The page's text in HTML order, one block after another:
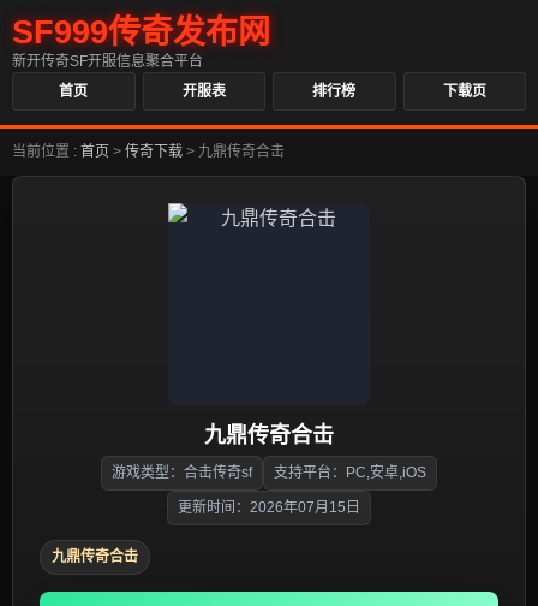
SF999传奇发布网
新开传奇SF开服信息聚合平台
首页
开服表 排行榜 下载页
当前位置 : 首页 > 传奇下载 > 九鼎传奇合击
九鼎传奇合击
游戏类型：合击传奇sf 支持平台：PC,安卓,iOS
更新时间：2026年07月15日
九鼎传奇合击